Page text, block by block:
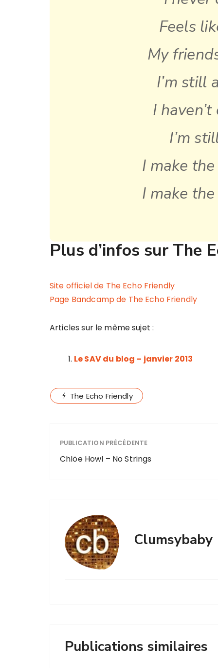
Feels
My
I’m still
I
I’m
I make
I make
Plus d’infos sur The
Site officiel de The Echo Friendly
Page Bandcamp de The Echo Friendly
Articles sur le même sujet :
Le SAV du blog – janvier 2013
The Echo Friendly
PUBLICATION PRÉCÉDENTE
Chlöe Howl – No Strings
Clumsybaby
Publications similaires